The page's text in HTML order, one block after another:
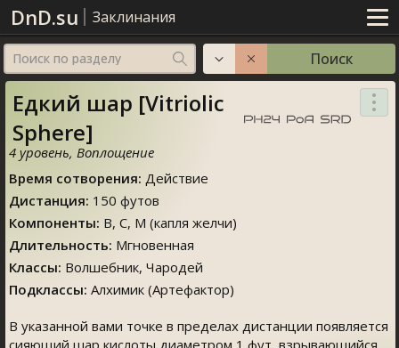
DnD.su Заклинания
Поиск по разделу Поиск
Едкий шар [Vitriolic
Sphere]
4 уровень, Воплощение
Время сотворения: Действие
Дистанция: 150 футов
Компоненты: В, C, М (капля желчи)
Длительность: Мгновенная
Классы: Волшебник, Чародей
Подклассы: Алхимик (Артефактор)
В указанной вами точке в пределах дистанции появляется
сияющий шар кислоты диаметром 1 фут, взрывающийся